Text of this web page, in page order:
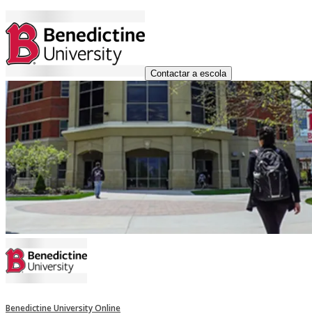
Contactar a escola
Benedictine University Online